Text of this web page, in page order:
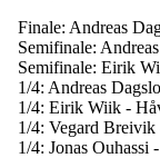
Finale: Andreas
Semifinale:
Semifinale: Eirik
1/4: Andreas
1/4: Eirik Wiik -
1/4: Vegard Breivik
1/4: Jonas Ouhassi